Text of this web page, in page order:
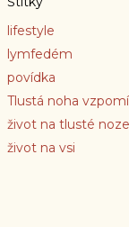
lifestyle
lymfedém
povídka
Tlustá noha
život na tlusté noze
život na vsi